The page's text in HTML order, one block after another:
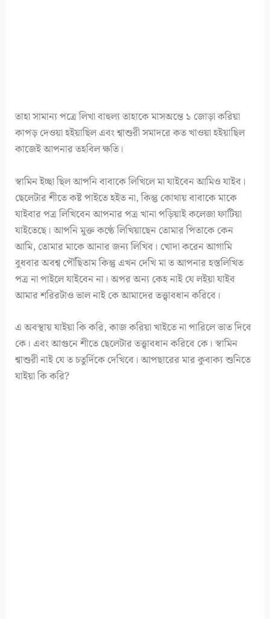
তাহা সামান্য পত্রে লিখা বাহুল্য তাহাকে মাসঅন্তে ১ জোড়া করিয়া
কাপড় দেওয়া হইয়াছিল এবং শ্বাশুরী সমাদরে কত খাওয়া হইয়াছিল
কাজেই আপনার তহবিল ক্ষতি।
স্বামিন ইচ্ছা ছিল আপনি বাবাকে লিখিলে মা যাইবেন আমিও যাইব।
ছেলেটার শীতে কষ্ট পাইতে হইত না, কিন্তু কোথায় বাবাকে মাকে
যাইবার পত্র লিখিবেন আপনার পত্র খানা পড়িয়াই কলেজা ফাটিয়া
যাইতেছে। আপনি মুক্ত কণ্ঠে লিখিয়াছেন তোমার পিতাকে কেন
আমি, তোমার মাকে আনার জন্য লিখিব। খোদা করেন আগামি
বুধবার অবশ্ব পৌঁছিতাম কিন্তু এখন দেখি মা ত আপনার হস্তলিখিত
পত্র না পাইলে যাইবেন না। অপর অন্য কেহ নাই যে লইয়া যাইব
আমার শরিরটাও ভাল নাই কে আমাদের তত্ত্বাবধান করিবে।
এ অবস্থায় যাইয়া কি করি, কাজ করিয়া খাইতে না পারিলে ভাত দিবে
কে। এবং আগুনে শীতে ছেলেটার তত্ত্বাবধান করিবে কে। স্বামিন
শ্বাশুরী নাই যে ত চতুর্দিকে দেখিবে। আপছারের মার কুবাক্য শুনিতে
যাইয়া কি করি?